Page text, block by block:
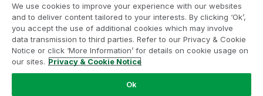
Legal Agreements
Product Terms
Do not share my info
We use cookies to improve your experience with our websites
and to deliver content tailored to your interests. By clicking ‘Ok’,
you accept the use of additional cookies which may involve
data transmission to third parties. Refer to our Privacy & Cookie
Notice or click ‘More Information’ for details on cookie usage on
our sites. Privacy & Cookie Notice
Ok